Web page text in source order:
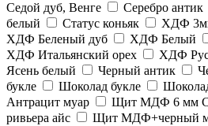
Седой дуб, Венге
Серебро антик
белый
Статус коньяк
ХДФ
ХДФ Беленый дуб
ХДФ Белый
ХДФ Итальянский орех
ХДФ
Ясень белый
Черный антик
букле
Шоколад букле
Антрацит муар
Щит МДФ 6 мм
ривьера айс
Щит МДФ+черный